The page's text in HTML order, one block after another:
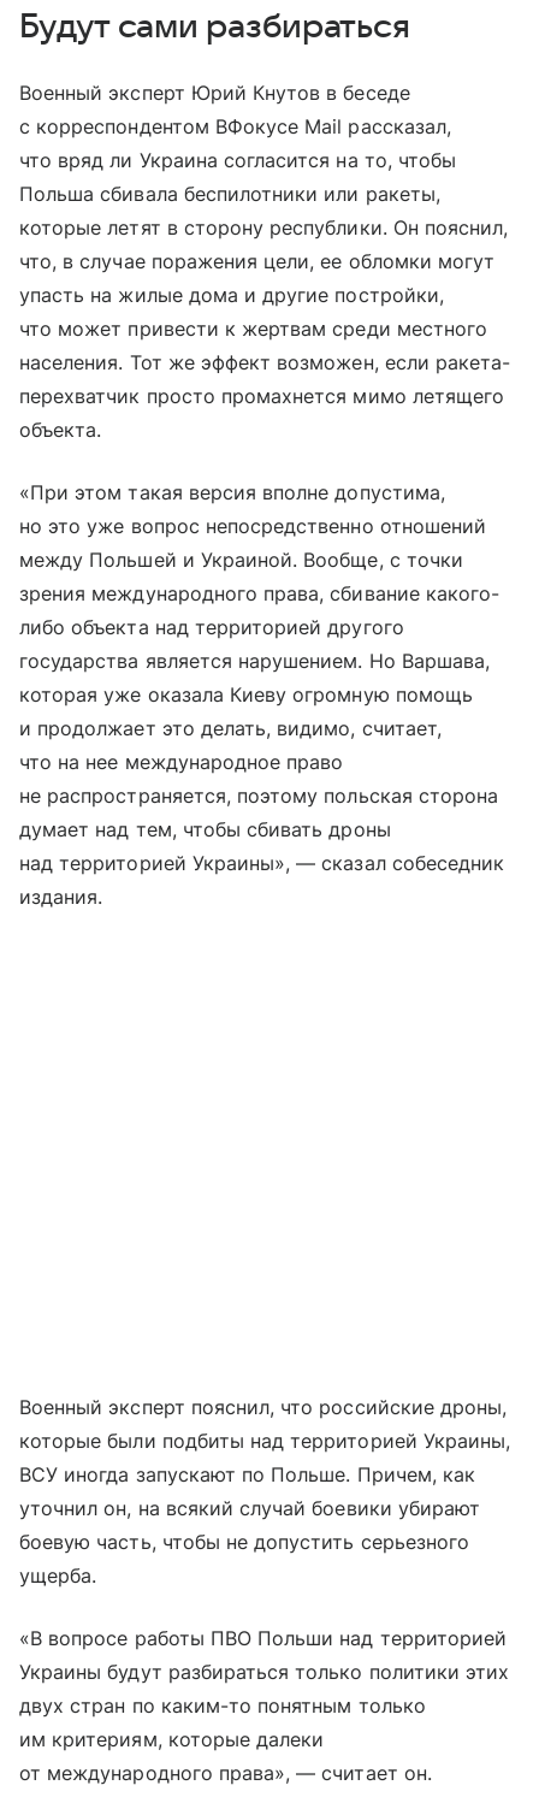
Будут сами разбираться
Военный эксперт Юрий Кнутов в беседе
с корреспондентом ВФокусе Mail рассказал,
что вряд ли Украина согласится на то, чтобы
Польша сбивала беспилотники или ракеты,
которые летят в сторону республики. Он пояснил,
что, в случае поражения цели, ее обломки могут
упасть на жилые дома и другие постройки,
что может привести к жертвам среди местного
населения. Тот же эффект возможен, если ракета-
перехватчик просто промахнется мимо летящего
объекта.
«При этом такая версия вполне допустима,
но это уже вопрос непосредственно отношений
между Польшей и Украиной. Вообще, с точки
зрения международного права, сбивание какого-
либо объекта над территорией другого
государства является нарушением. Но Варшава,
которая уже оказала Киеву огромную помощь
и продолжает это делать, видимо, считает,
что на нее международное право
не распространяется, поэтому польская сторона
думает над тем, чтобы сбивать дроны
над территорией Украины», — сказал собеседник
издания.
Военный эксперт пояснил, что российские дроны,
которые были подбиты над территорией Украины,
ВСУ иногда запускают по Польше. Причем, как
уточнил он, на всякий случай боевики убирают
боевую часть, чтобы не допустить серьезного
ущерба.
«В вопросе работы ПВО Польши над территорией
Украины будут разбираться только политики этих
двух стран по каким-то понятным только
им критериям, которые далеки
от международного права», — считает он.